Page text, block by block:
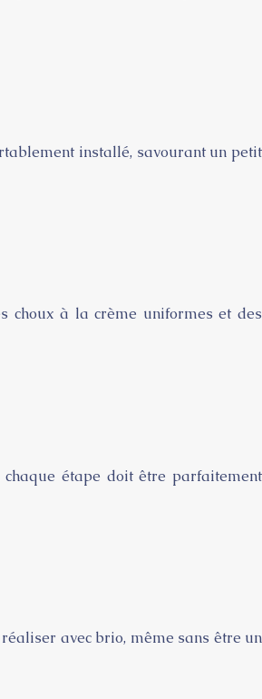
installé, savourant un petit
choux à la crème uniformes et des
chaque étape doit être parfaitement
avec brio, même sans être un